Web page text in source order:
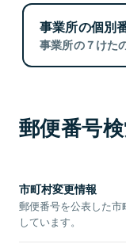
事業所の個別
事業所の７けた
郵便番号
市町村変更情報
郵便番号を公表した
しています。